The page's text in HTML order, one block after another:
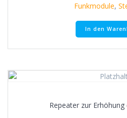
Funkmodule,
In den
Repeater zur